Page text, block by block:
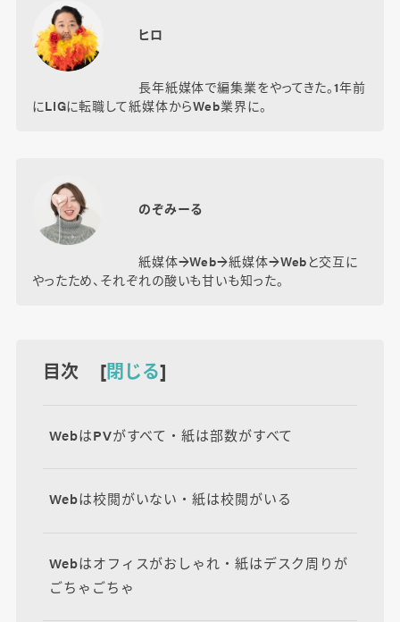
ヒロ
長年紙媒体で編集業をやってきた。1年前
にLIGに転職して紙媒体からWeb業界に。
のぞみーる
紙媒体→Web→紙媒体→Webと交互に
やったため、それぞれの酸いも甘いも知った。
目次 [閉じる]
WebはPVがすべて・紙は部数がすべて
Webは校閲がいない・紙は校閲がいる
Webはオフィスがおしゃれ・紙はデスク周りが
ごちゃごちゃ